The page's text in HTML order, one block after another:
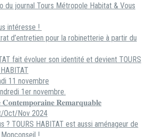
du journal Tours Métropole Habitat & Vous
intéresse !
d’entretien pour la robinetterie à partir du
fait évoluer son identité et devient TOURS
11 novembre
1er novembre.
𝐂𝐨𝐧𝐭𝐞𝐦𝐩𝐨𝐫𝐚𝐢𝐧𝐞 𝐑𝐞𝐦𝐚𝐫𝐪𝐮𝐚𝐛𝐥𝐞
Oct/Nov 2024
? TOURS HABITAT est aussi aménageur de
!